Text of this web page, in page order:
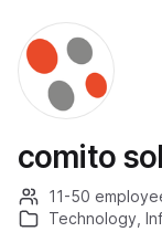
comito
11-50
Technology,